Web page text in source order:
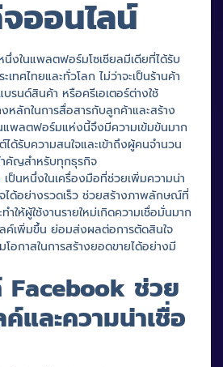
ออนไลน์
งในแพลตฟอร์มโซเชียลมีเดียที่ได้รับ
ทศไทยและทั่วโลก ไม่ว่าจะเป็นร้านค้า
รนด์สินค้า หรือครีเอเตอร์ต่างใช้
หลักในการสื่อสารกับลูกค้าและสร้าง
พลตฟอร์มแห่งนี้จึงมีความเข้มข้นมาก
ด้รับความสนใจและเข้าถึงผู้คนจำนวน
ำคัญสำหรับทุกธุรกิจ
เป็นหนึ่งในเครื่องมือที่ช่วยเพิ่มความน่า
ได้อย่างรวดเร็ว ช่วยสร้างภาพลักษณ์ที่
ให้ผู้ใช้งานรายใหม่เกิดความเชื่อมั่นมาก
ค์เพิ่มขึ้น ย่อมส่งผลต่อการตัดสินใจ
โอกาสในการสร้างยอดขายได้อย่างมี
Facebook ช่วย
และความน่าเชื่อ